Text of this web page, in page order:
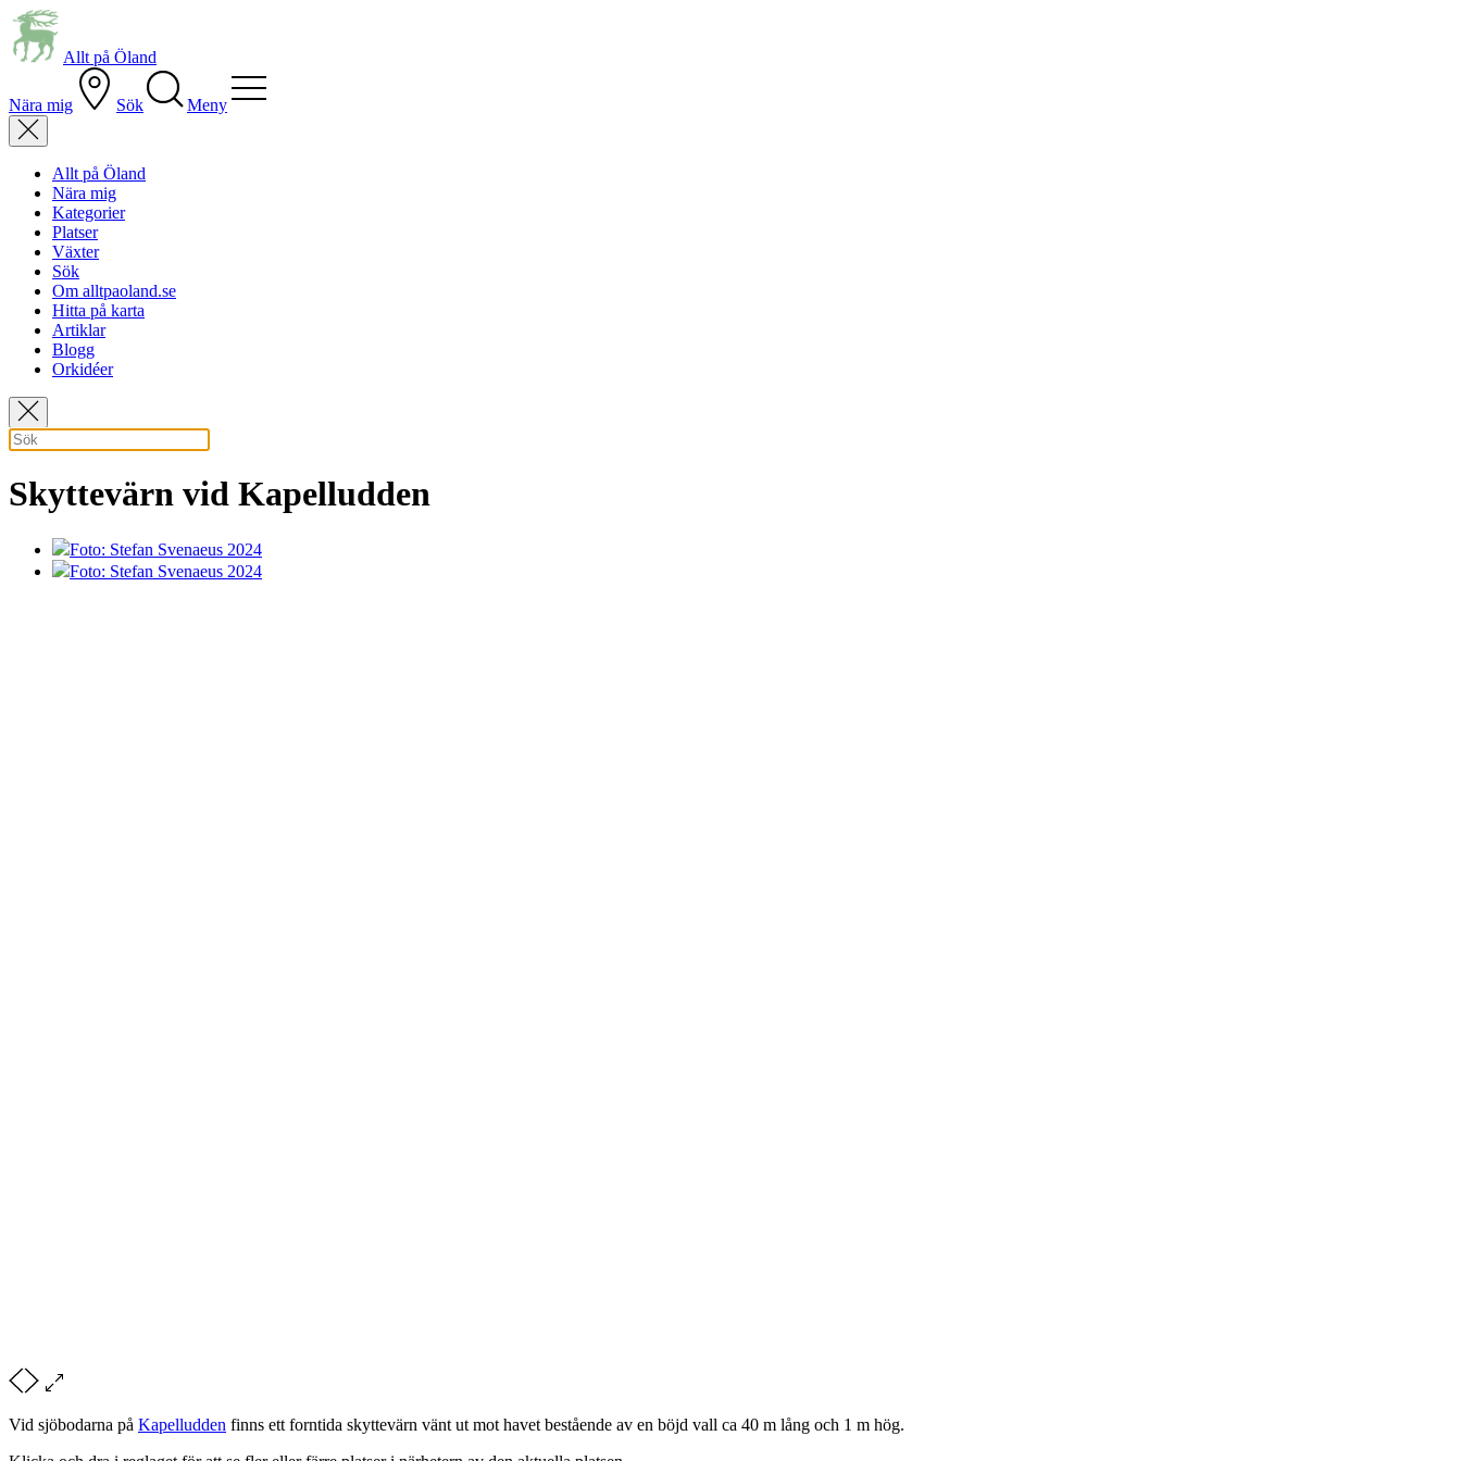
Allt på Öland
Nära mig Sök Meny
Allt på Öland
Nära mig
Kategorier
Platser
Växter
Sök
Om alltpaoland.se
Hitta på karta
Artiklar
Blogg
Orkidéer
Skyttevärn vid Kapelludden
Foto: Stefan Svenaeus 2024
Foto: Stefan Svenaeus 2024
Vid sjöbodarna på Kapelludden finns ett forntida skyttevärn vänt ut mot havet bestående av en böjd vall ca 40 m lång och 1 m hög.